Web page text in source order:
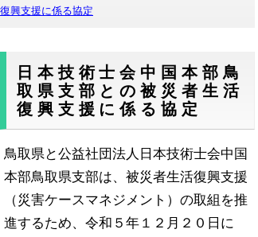
復興支援に係る協定
日本技術士会中国本部鳥
取県支部との被災者生活
復興支援に係る協定
鳥取県と公益社団法人日本技術士会中国
本部鳥取県支部は、被災者生活復興支援
（災害ケースマネジメント）の取組を推
進するため、令和５年１２月２０日に